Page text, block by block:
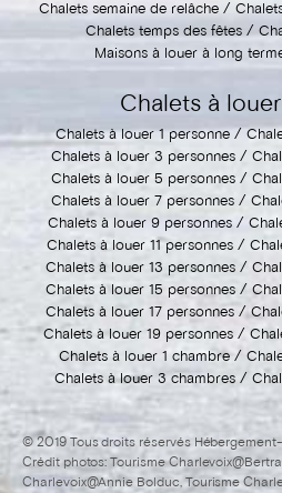
Chalets semaine de relâche
Chalets temps des fêtes
Maisons à louer à long
Chalets à
Chalets à louer 1 personne
Chalets à louer 3 personnes
Chalets à louer 5 personnes
Chalets à louer 7 personnes
Chalets à louer 9 personnes
Chalets à louer 11 personnes
Chalets à louer 13 personnes
Chalets à louer 15 personnes
Chalets à louer 17 personnes
Chalets à louer 19 personnes
Chalets à louer 1 chambre
Chalets à louer 3 chambres
© 2019 Tous droits réservés
Crédit photos: Tourisme
Charlevoix@Annie Bolduc, Tourisme